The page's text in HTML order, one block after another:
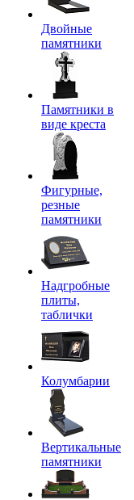
Двойные
памятники
Памятники в
виде креста
Фигурные,
резные
памятники
Надгробные
плиты,
таблички
Колумбарии
Вертикальные
памятники